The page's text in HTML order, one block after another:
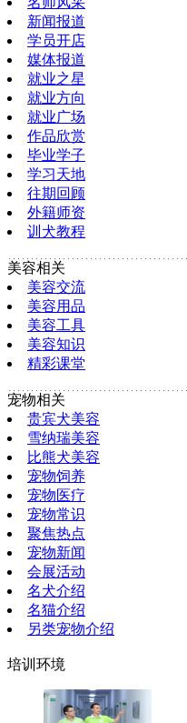
新闻报道
学员开店
媒体报道
就业之星
就业方向
就业广场
作品欣赏
毕业学子
学习天地
往期回顾
外籍师资
训犬教程
美容相关
美容交流
美容用品
美容工具
美容知识
精彩课堂
宠物相关
贵宾犬美容
雪纳瑞美容
比熊犬美容
宠物饲养
宠物医疗
宠物常识
聚焦热点
宠物新闻
会展活动
名犬介绍
名猫介绍
另类宠物介绍
培训环境